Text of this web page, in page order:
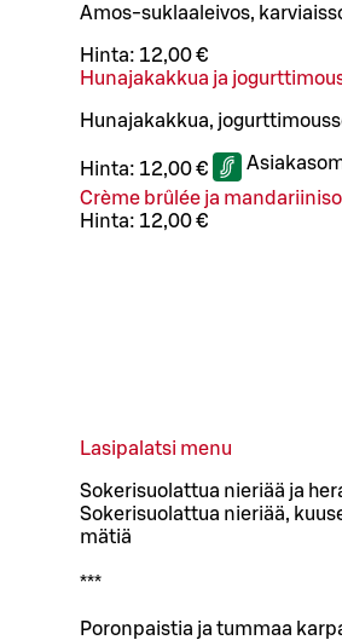
Amos-suklaaleivos,
Hinta: 12,00 €
Hunajakakkua ja
Hunajakakkua,
Hinta: 12,00 €
Crème brûlée ja
Hinta: 12,00 €
Lasipalatsi menu
Sokerisuolattua nieriää ja
Sokerisuolattua nieriää,
mätiä
***
Poronpaistia ja tummaa